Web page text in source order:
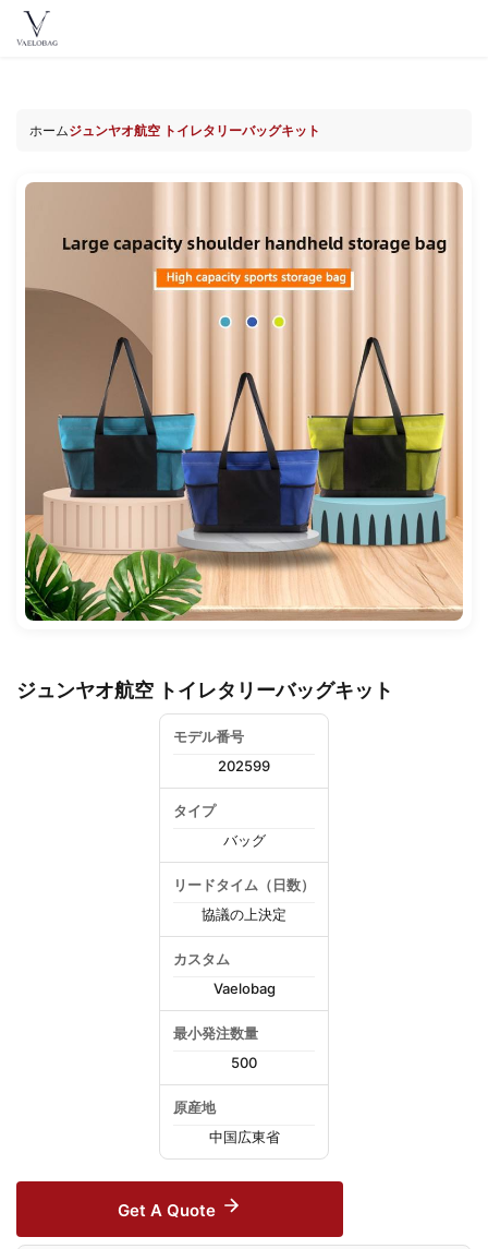
テVaelobag
ホームジュンヤオ航空 トイレタリーバッグキット
ジュンヤオ航空 トイレタリーバッグキット
モデル番号
202599
タイプ
バッグ
リードタイム（日数）
協議の上決定
カスタム
Vaelobag
最小発注数量
500
原産地
中国広東省
Get A Quote